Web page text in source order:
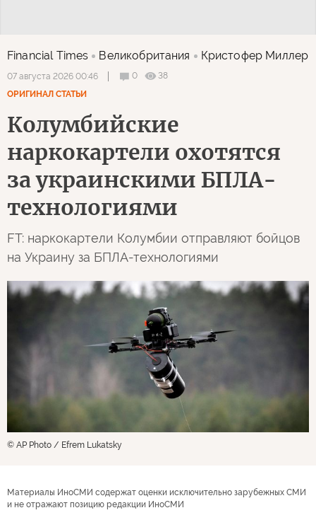
Financial Times Великобритания Кристофер Миллер
07 августа 2026 00:46 0
38
ОРИГИНАЛ СТАТЬИ
Колумбийские
наркокартели охотятся
за украинскими БПЛА-
технологиями
FT: наркокартели Колумбии отправляют бойцов
на Украину за БПЛА-технологиями
© AP Photo / Efrem Lukatsky
Материалы ИноСМИ содержат оценки исключительно зарубежных СМИ
и не отражают позицию редакции ИноСМИ